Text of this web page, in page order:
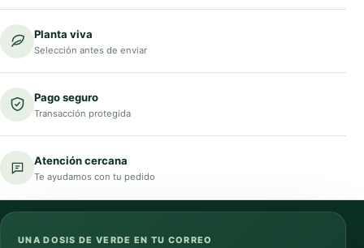
Planta viva
Selección antes de enviar
Pago seguro
Transacción protegida
Atención cercana
Te ayudamos con tu pedido
UNA DOSIS DE VERDE EN TU CORREO